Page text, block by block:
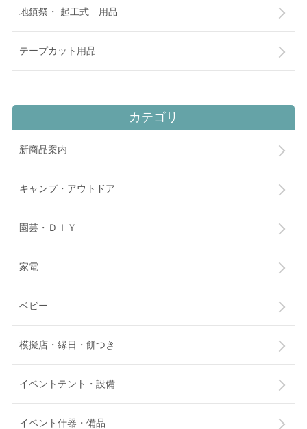
地鎮祭・ 起工式 用品
テープカット用品
カテゴリ
新商品案内
キャンプ・アウトドア
園芸・ＤＩＹ
家電
ベビー
模擬店・縁日・餅つき
イベントテント・設備
イベント什器・備品